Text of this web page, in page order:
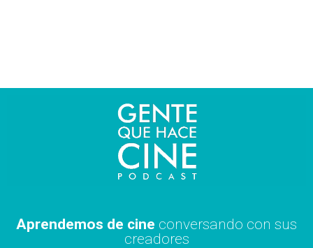
Aprendemos de cine conversando con sus
creadores